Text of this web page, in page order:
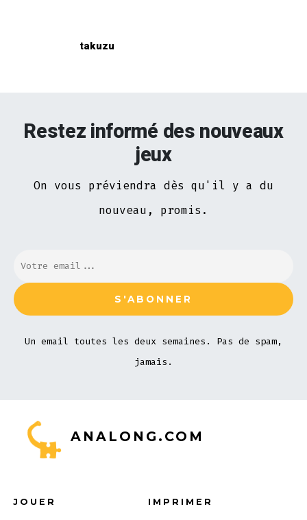
takuzu
Restez informé des nouveaux
jeux
On vous préviendra dès qu'il y a du
nouveau, promis.
Un email toutes les deux semaines. Pas de spam,
jamais.
ANALONG.COM
JOUER IMPRIMER